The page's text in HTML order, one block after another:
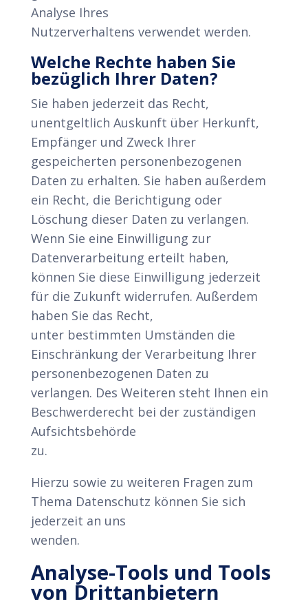
Analyse Ihres
Nutzerverhaltens verwendet werden.
Welche Rechte haben Sie
bezüglich Ihrer Daten?
Sie haben jederzeit das Recht,
unentgeltlich Auskunft über Herkunft,
Empfänger und Zweck Ihrer
gespeicherten personenbezogenen
Daten zu erhalten. Sie haben außerdem
ein Recht, die Berichtigung oder
Löschung dieser Daten zu verlangen.
Wenn Sie eine Einwilligung zur
Datenverarbeitung erteilt haben,
können Sie diese Einwilligung jederzeit
für die Zukunft widerrufen. Außerdem
haben Sie das Recht,
unter bestimmten Umständen die
Einschränkung der Verarbeitung Ihrer
personenbezogenen Daten zu
verlangen. Des Weiteren steht Ihnen ein
Beschwerderecht bei der zuständigen
Aufsichtsbehörde
zu.
Hierzu sowie zu weiteren Fragen zum
Thema Datenschutz können Sie sich
jederzeit an uns
wenden.
Analyse-Tools und Tools
von Dritt­anbietern